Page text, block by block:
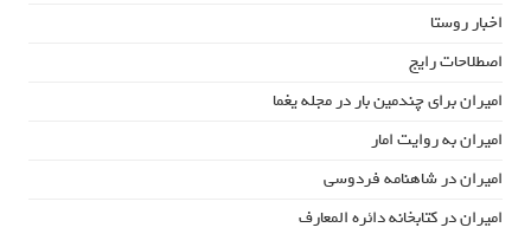
اخبار روستا
اصطلاحات رایج
امیران برای چندمین بار در مجله یغما
امیران به روایت امار
امیران در شاهنامه فردوسی
امیران در کتابخانه دائره المعارف